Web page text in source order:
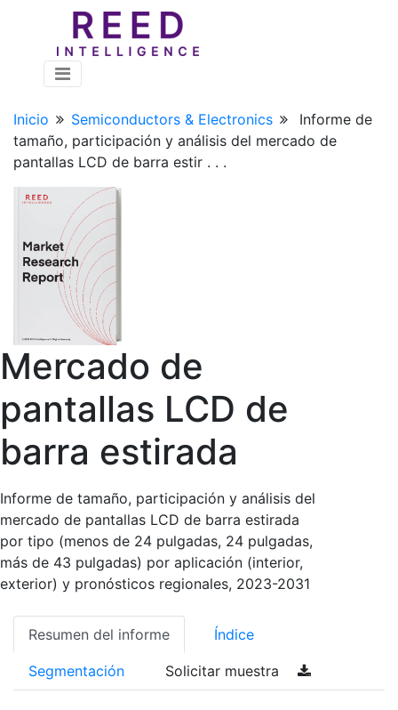
Inicio Semiconductors & Electronics
Informe de
tamaño, participación y análisis del mercado de
pantallas LCD de barra estir . . .
Mercado de
pantallas LCD de
barra estirada
Informe de tamaño, participación y análisis del
mercado de pantallas LCD de barra estirada
por tipo (menos de 24 pulgadas, 24 pulgadas,
más de 43 pulgadas) por aplicación (interior,
exterior) y pronósticos regionales, 2023-2031
Resumen del informe Índice
Segmentación Solicitar muestra